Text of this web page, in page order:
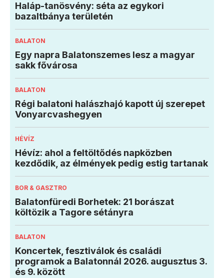
Haláp-tanösvény: séta az egykori
bazaltbánya területén
BALATON
Egy napra Balatonszemes lesz a magyar
sakk fővárosa
BALATON
Régi balatoni halászhajó kapott új szerepet
Vonyarcvashegyen
HÉVÍZ
Hévíz: ahol a feltöltődés napközben
kezdődik, az élmények pedig estig tartanak
BOR & GASZTRO
Balatonfüredi Borhetek: 21 borászat
költözik a Tagore sétányra
BALATON
Koncertek, fesztiválok és családi
programok a Balatonnál 2026. augusztus 3.
és 9. között